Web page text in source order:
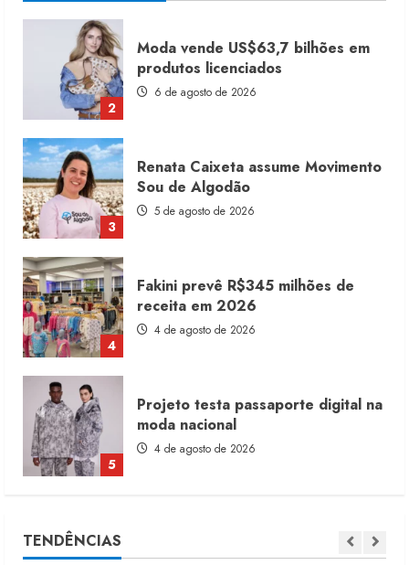
3
Renata Caixeta assume Movimento
Sou de Algodão
5 de agosto de 2026
4
Fakini prevê R$345 milhões de
receita em 2026
4 de agosto de 2026
5
Projeto testa passaporte digital na
moda nacional
4 de agosto de 2026
1
Dia dos Pais reforça retomada da
moda no varejo
7 de agosto de 2026
TENDÊNCIAS